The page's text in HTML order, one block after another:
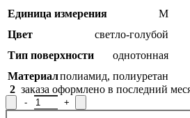
Единица измерения
М
Цвет
светло-голубой
Тип поверхности
однотонная
Материалполиамид, полиуретан
2 заказа оформлено в последний
Количество товара Лента